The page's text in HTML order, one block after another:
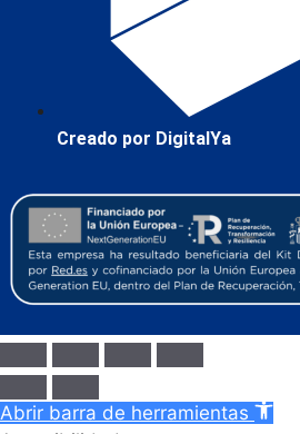
Creado por DigitalYa
Abrir barra de herramientas